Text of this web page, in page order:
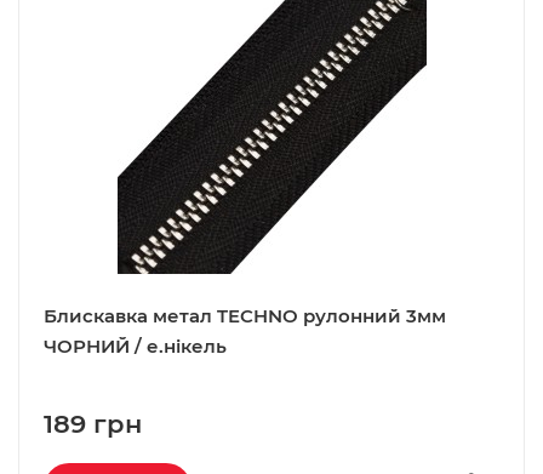
Блискавка метал TECHNO рулонний 3мм
ЧОРНИЙ / е.нікель
189 грн